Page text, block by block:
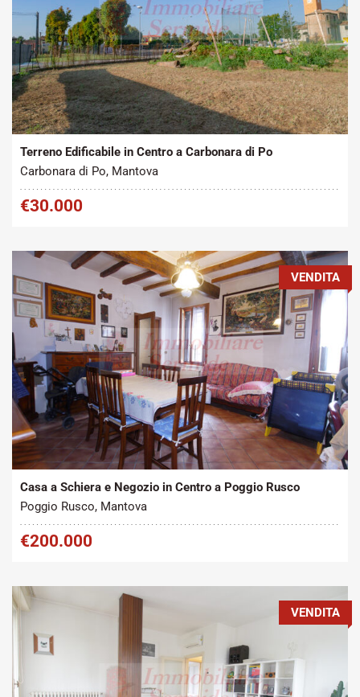
Tipo contratto:
Vendita
Metratura Commerciale:
440 m2
Terreno Edificabile in Centro a Carbonara di Po
Carbonara di Po, Mantova
€30.000
Tipo contratto:
Vendita
Metratura Commerciale:
250 m
VENDITA
Casa a Schiera e Negozio in Centro a Poggio Rusco
Poggio Rusco, Mantova
€200.000
VENDITA